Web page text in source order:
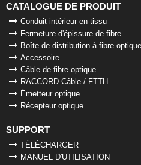
CATALOGUE DE PRODUIT
Conduit intérieur en tissu
Fermeture d'épissure de fibre
Boîte de distribution à fibre optique
Accessoire
Câble de fibre optique
RACCORD Câble / FTTH
Émetteur optique
Récepteur optique
SUPPORT
TÉLÉCHARGER
MANUEL D'UTILISATION